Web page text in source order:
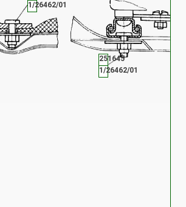
251645
1/26462/01
1/26462/01